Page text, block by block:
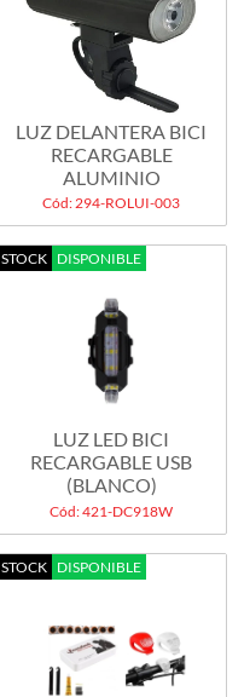
LUZ DELANTERA BICI
RECARGABLE
ALUMINIO
Cód: 294-ROLUI-003
STOCK DISPONIBLE
LUZ LED BICI
RECARGABLE USB
(BLANCO)
Cód: 421-DC918W
STOCK DISPONIBLE